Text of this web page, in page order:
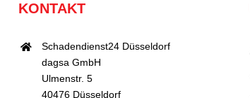
KONTAKT
Schadendienst24 Düsseldorf
dagsa GmbH
Ulmenstr. 5
40476 Düsseldorf